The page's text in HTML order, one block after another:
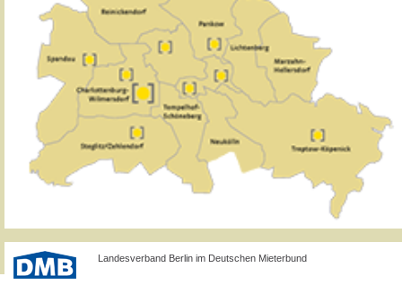
Landesverband Berlin im Deutschen Mieterbund